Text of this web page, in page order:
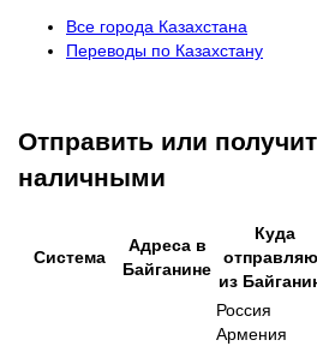
Все города Казахстана
Переводы по Казахстану
Отправить или
наличными
Система
Адреса в
Байганине
Куда
из
Россия
Армения